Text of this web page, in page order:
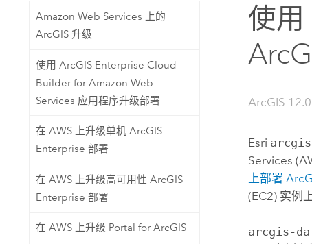
Amazon Web Services 上的
ArcGIS 升级
使用 ArcGIS Enterprise Cloud
Builder for Amazon Web
Services 应用程序升级部署
在 AWS 上升级单机 ArcGIS
Enterprise 部署
在 AWS 上升级高可用性 ArcGIS
Enterprise 部署
在 AWS 上升级 Portal for ArcGIS
使
ArcGIS 12.0
Esri
Services
上部署
(EC2) 实例
arcgis-